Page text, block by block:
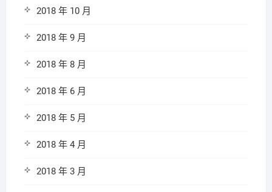
2018 年 10 月
2018 年 9 月
2018 年 8 月
2018 年 6 月
2018 年 5 月
2018 年 4 月
2018 年 3 月